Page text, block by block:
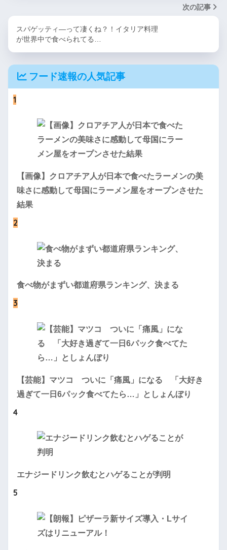
次の記事
スパゲッティ―って凄くね？！イタリア料理
が世界中で食べられてる…
フード速報の人気記事
1
【画像】クロアチア人が日本で食べたラーメンの美
味さに感動して母国にラーメン屋をオープンさせた
結果
2
食べ物がまずい都道府県ランキング、決まる
3
【芸能】マツコ ついに「痛風」になる 「大好き
過ぎて一日6パック食べてたら…」としょんぼり
4
エナジードリンク飲むとハゲることが判明
5